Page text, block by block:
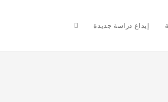
إيداع دراسة جديدة Toggle